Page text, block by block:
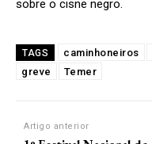
sobre o cisne negro.
TAGS caminhoneiros
greve
Temer
Artigo anterior